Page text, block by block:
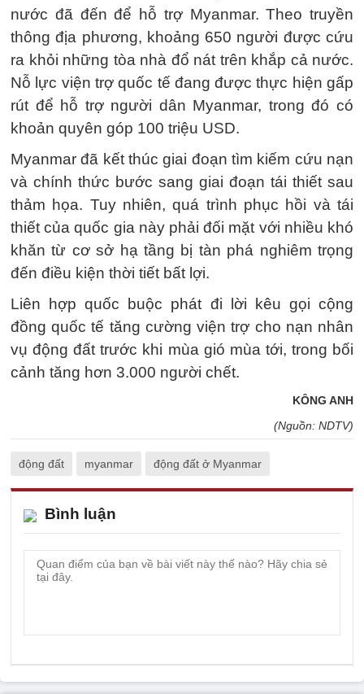
nước đã đến để hỗ trợ Myanmar. Theo truyền
thông địa phương, khoảng 650 người được cứu
ra khỏi những tòa nhà đổ nát trên khắp cả nước.
Nỗ lực viện trợ quốc tế đang được thực hiện gấp
rút để hỗ trợ người dân Myanmar, trong đó có
khoản quyên góp 100 triệu USD.
Myanmar đã kết thúc giai đoạn tìm kiếm cứu nạn
và chính thức bước sang giai đoạn tái thiết sau
thảm họa. Tuy nhiên, quá trình phục hồi và tái
thiết của quốc gia này phải đối mặt với nhiều khó
khăn từ cơ sở hạ tầng bị tàn phá nghiêm trọng
đến điều kiện thời tiết bất lợi.
Liên hợp quốc buộc phát đi lời kêu gọi cộng
đồng quốc tế tăng cường viện trợ cho nạn nhân
vụ động đất trước khi mùa gió mùa tới, trong bối
cảnh tăng hơn 3.000 người chết.
KÔNG ANH
(Nguồn: NDTV)
động đất myanmar động đất ở Myanmar
Bình luận